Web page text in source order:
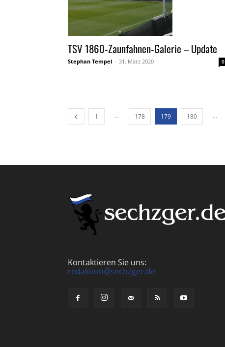
TSV 1860-Zaunfahnen-Galerie – Update
Stephan Tempel - 31. März 2020 0
1 ... 178 179 180 ...
Kontaktieren Sie uns:
redaktion@sechzger.de